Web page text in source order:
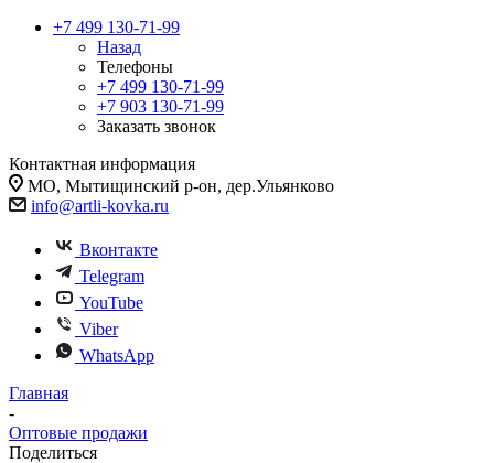
+7 499 130-71-99
Назад
Телефоны
+7 499 130-71-99
+7 903 130-71-99
Заказать звонок
Контактная информация
МО, Мытищинский р-он, дер.Ульянково
info@artli-kovka.ru
Вконтакте
Telegram
YouTube
Viber
WhatsApp
Главная
-
Оптовые продажи
Поделиться